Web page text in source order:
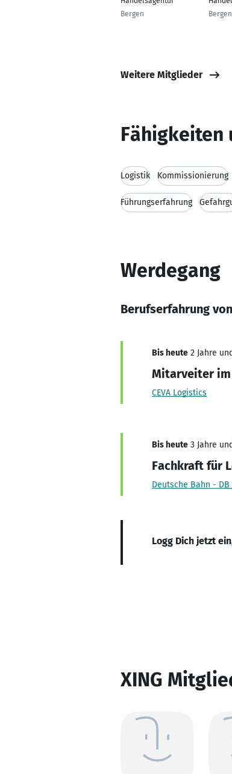
Bergen
Bergen
Weitere Mitglieder
Fähigkeiten
Logistik Kommissionierung
Führungserfahrung
Werdegang
Berufserfahrung
Bis heute 2 Jahre
Mitarveiter
CEVA Logistics
Bis heute 3 Jahre
Fachkraft für
Deutsche Bahn - DB
Logg Dich jetzt
XING